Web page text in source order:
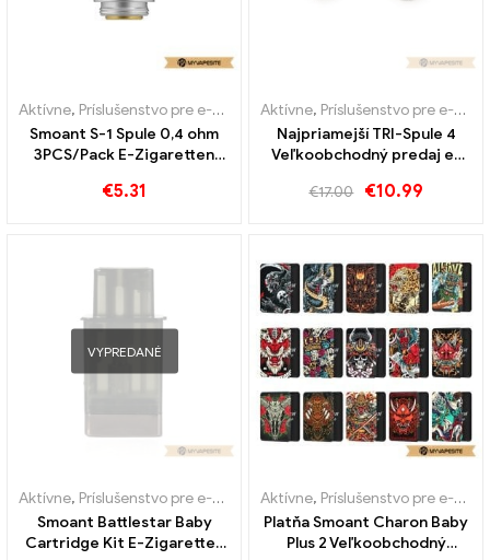
Aktívne, Príslušenstvo pre e-cigarety ,Výparník
Smoant S-1 Spule 0,4 ohm
3PCS/Pack E-Zigaretten
€5.31
Aktívne, Príslušenstvo pre e-cigarety
Najpriamejší TRI-Spule 4
Veľkoobchodný predaj e-
Vlastné
€17.00 €10.99
VYPREDANÉ
Aktívne, Príslušenstvo pre e-cigarety ,Výparník
Smoant Battlestar Baby
Cartridge Kit E-Zigaretten
Aktívne, Príslušenstvo pre e-cigarety
Platňa Smoant Charon Baby
Plus 2 Veľkoobchodný